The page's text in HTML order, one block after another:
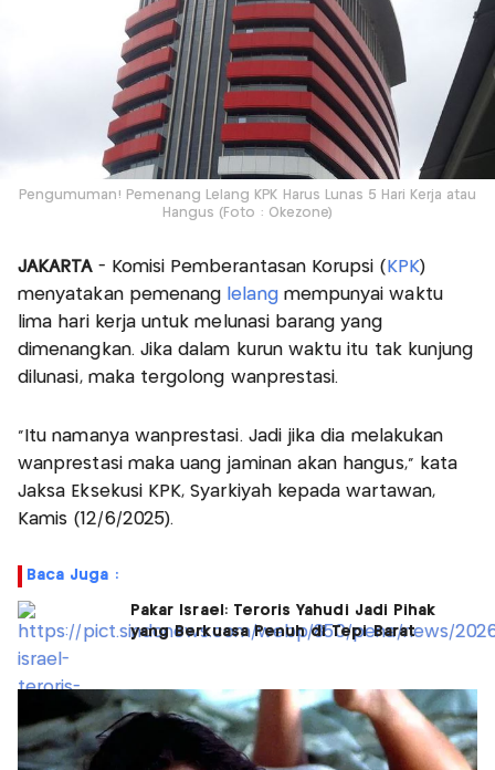
Pengumuman! Pemenang Lelang KPK Harus Lunas 5 Hari Kerja atau
Hangus (Foto : Okezone)
JAKARTA - Komisi Pemberantasan Korupsi ( KPK)
menyatakan pemenang lelang mempunyai waktu
lima hari kerja untuk melunasi barang yang
dimenangkan. Jika dalam kurun waktu itu tak kunjung
dilunasi, maka tergolong wanprestasi.
"Itu namanya wanprestasi. Jadi jika dia melakukan
wanprestasi maka uang jaminan akan hangus," kata
Jaksa Eksekusi KPK, Syarkiyah kepada wartawan,
Kamis (12/6/2025).
Baca Juga :
Pakar Israel: Teroris Yahudi Jadi Pihak
yang Berkuasa Penuh di Tepi Barat